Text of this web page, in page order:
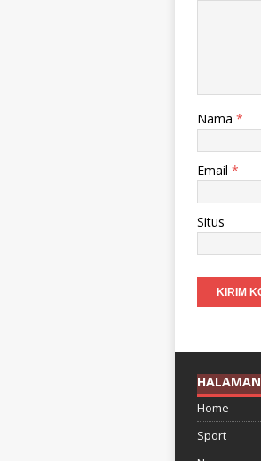
Nama *
Email *
Situs
HALAMAN
Home
Sport